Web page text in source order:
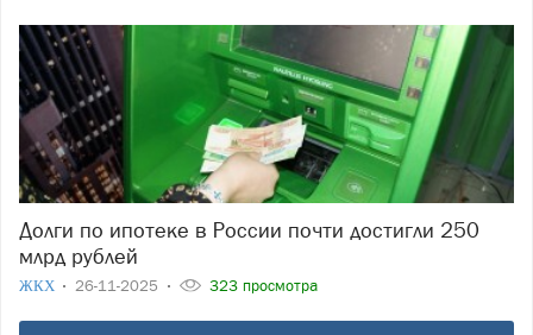
Долги по ипотеке в России почти достигли 250
млрд рублей
ЖКХ 26-11-2025 323 просмотра